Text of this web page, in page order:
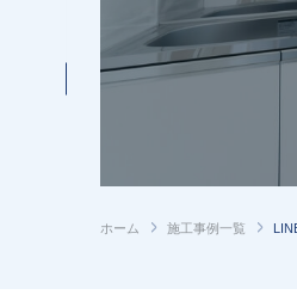
ホーム 施工事例一覧